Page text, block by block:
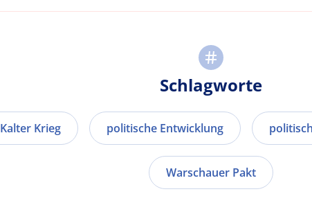
Schlagworte
Kalter Krieg politische Entwicklung
Warschauer Pakt